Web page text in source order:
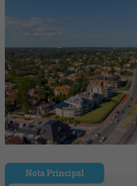
Nota Principal